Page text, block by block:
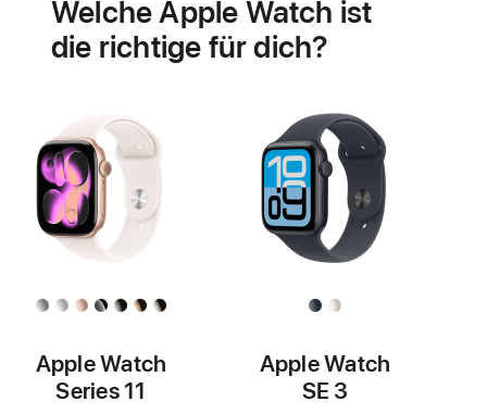
Herzgesundheit
Welche Apple Watch ist
die richtige für dich?
Apple Watch
Series 11
Apple Watch
SE 3